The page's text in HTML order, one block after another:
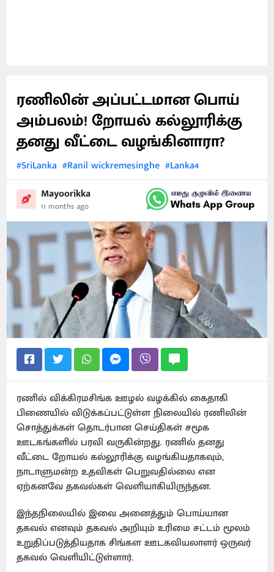
ரணிலின் அப்பட்டமான பொய்
அம்பலம்! றோயல் கல்லூரிக்கு
தனது வீட்டை வழங்கினாரா?
#SriLanka #Ranil wickremesinghe #Lanka4
Mayoorikka
11 months ago
ரணில் விக்கிரமசிங்க ஊழல் வழக்கில் கைதாகி
பிணையில் விடுக்கப்பட்டுள்ள நிலையில் ரணிலின்
சொத்துக்கள் தொடர்பான செய்திகள் சமூக
ஊடகங்களில் பரவி வருகின்றது. ரணில் தனது
வீட்டை றோயல் கல்லூரிக்கு வழங்கியதாகவும்,
நாடாளுமன்ற உதவிகள் பெறுவதில்லை என
ஏற்கனவே தகவல்கள் வெளியாகியிருந்தன.
இந்தநிலையில் இவை அனைத்தும் பொய்யான
தகவல் எனவும் தகவல் அறியும் உரிமை சட்டம் மூலம்
உறுதிப்படுத்தியதாக சிங்கள ஊடகவியலாளர் ஒருவர்
தகவல் வெளியிட்டுள்ளார்.